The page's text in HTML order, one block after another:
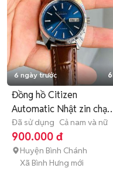
6 ngày trước 6
Đồng hồ Citizen
Automatic Nhật zin chạy
chuẩn hãng
Đã sử dụng Cả nam và nữ
900.000 đ
Huyện Bình Chánh
Xã Bình Hưng mới